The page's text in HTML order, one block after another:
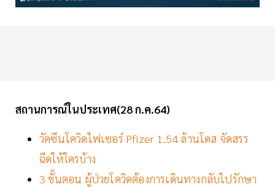
สถานการณ์ในประเทศ(28 ก.ค.64)
วัคซีนโควิดไฟเซอร์ Pfizer 1.54 ล้านโดส จัดสรร
ฉีดให้ใครบ้าง
3 ขั้นตอน ผู้ป่วยโควิดต้องการเดินทางกลับไปรักษา